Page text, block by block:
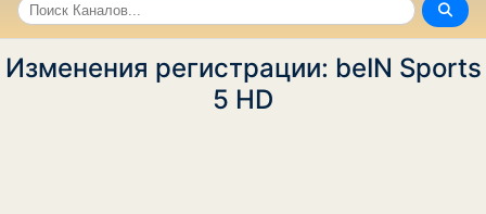
Изменения регистрации: beIN Sports
5 HD